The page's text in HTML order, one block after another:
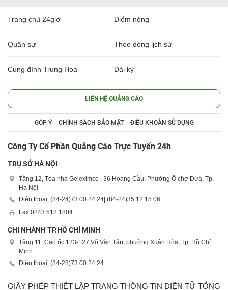
Trang chủ 24giờ Điểm nóng
Quân sự Theo dòng lịch sử
Cung đình Trung Hoa Dài kỳ
LIÊN HỆ QUẢNG CÁO
GÓP Ý CHÍNH SÁCH BẢO MẬT ĐIỀU KHOẢN SỬ DỤNG
Công Ty Cổ Phần Quảng Cáo Trực Tuyến 24h
TRỤ SỞ HÀ NỘI
Tầng 12, Tòa nhà Geleximco , 36 Hoàng Cầu, Phường Ô chợ Dừa, Tp.
Hà Nội
Điện thoại: (84-24)73 00 24 24| (84-24)35 12 18 06
Fax:0243 512 1804
CHI NHÁNH TP.HỒ CHÍ MINH
Tầng 11, Cao ốc 123-127 Võ Văn Tần, phường Xuân Hòa, Tp. Hồ Chí
Minh.
Điện thoại: (84-28)73 00 24 24
GIẤY PHÉP THIẾT LẬP TRANG THÔNG TIN ĐIỆN TỬ TỔNG